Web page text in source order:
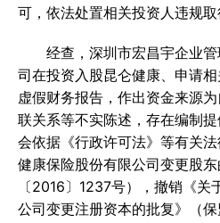
可，依法处置相关投资人违规取
经查，深圳市宏昌宇企业
司在投资入股昆仑健康、申请
虚假财务报告，作出资金来源
联关系等不实陈述，存在编制
会依据《行政许可法》等有关
健康保险股份有限公司变更股
〔2016〕1237号），撤销《
公司变更注册资本的批复》（